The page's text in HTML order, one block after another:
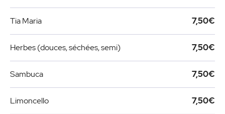
Tia Maria 7,50€
Herbes (douces, séchées, semi) 7,50€
Sambuca 7,50€
Limoncello 7,50€